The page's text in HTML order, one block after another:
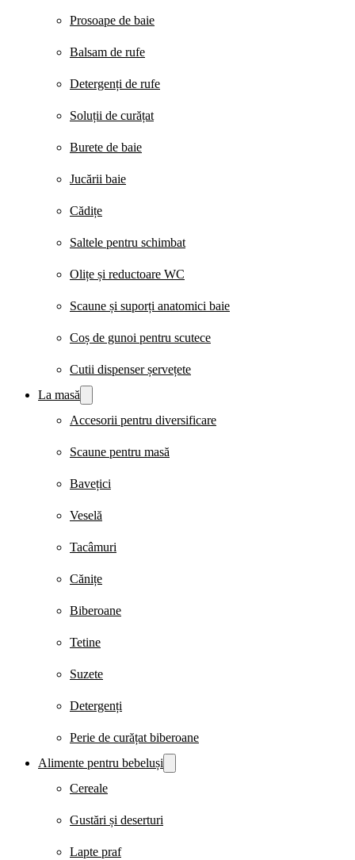
Prosoape de baie
Balsam de rufe
Detergenți de rufe
Soluții de curățat
Burete de baie
Jucării baie
Cădițe
Saltele pentru schimbat
Olițe și reductoare WC
Scaune și suporți anatomici baie
Coș de gunoi pentru scutece
Cutii dispenser șervețete
La masă
Accesorii pentru diversificare
Scaune pentru masă
Bavețici
Veselă
Tacâmuri
Cănițe
Biberoane
Tetine
Suzete
Detergenți
Perie de curățat biberoane
Alimente pentru bebeluși
Cereale
Gustări și deserturi
Lapte praf